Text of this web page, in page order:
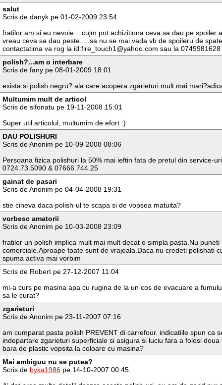
salut
Scris de danyk pe 01-02-2009 23:54
fratilor am si eu nevoie ...cujm pot achizitiona ceva sa dau pe spoiler
vreau ceva sa dau peste.....sa nu se mai vada vb de spoileru de
contactatima va rog la id:fire_touch1@yahoo.com sau la
polish?...am o interbare
Scris de fany pe 08-01-2009 18:01
exista si polish negru? ala care acopera zgarieturi mult mai
Multumim mult de articol
Scris de sifonatu pe 19-11-2008 15:01
Super util articolul, multumim de efort :)
DAU POLISHURI
Scris de Anonim pe 10-09-2008 08:06
Persoana fizica polishuri la 50% mai ieftin fata de pretul din service-
0724.73.5090 & 07666.744.25
gainat de pasari
Scris de Anonim pe 04-04-2008 19:31
stie cineva daca polish-ul te scapa si de vopsea matuita?
vorbesc amatorii
Scris de Anonim pe 10-03-2008 23:09
fratilor un polish implica mult mai mult decat o simpla pasta.Nu
comerciale.Aproape toate sunt de vrajeala.Daca nu credeti polishati
spuma activa mai vorbim
Scris de Robert pe 27-12-2007 11:04
mi-a curs pe masina apa cu rugina de la un cos de evacuare a
sa le curat?
zgarieturi
Scris de Anonim pe 23-11-2007 07:16
am cumparat pasta polish PREVENT di carrefour. indicatiile spun ca
indepartare zgarieturi superficiale si asigura si luciu fara a folosi
bara de plastic vopsita la coloare cu masina?
Mai ambiguu nu se putea?
Scris de byka1986 pe 14-10-2007 00:45